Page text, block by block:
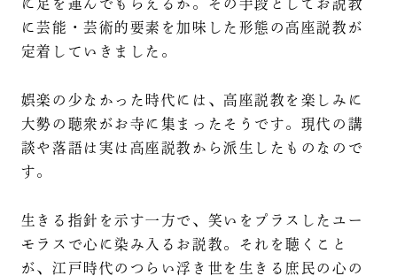
に足を運んでもらえるか。その手段としてお説教
に芸能・芸術的要素を加味した形態の高座説教が
定着していきました。
娯楽の少なかった時代には、高座説教を楽しみに
大勢の聴衆がお寺に集まったそうです。現代の講
談や落語は実は高座説教から派生したものなので
す。
生きる指針を示す一方で、笑いをプラスしたユー
モラスで心に染み入るお説教。それを聴くこと
が、江戸時代のつらい浮き世を生きる庶民の心の